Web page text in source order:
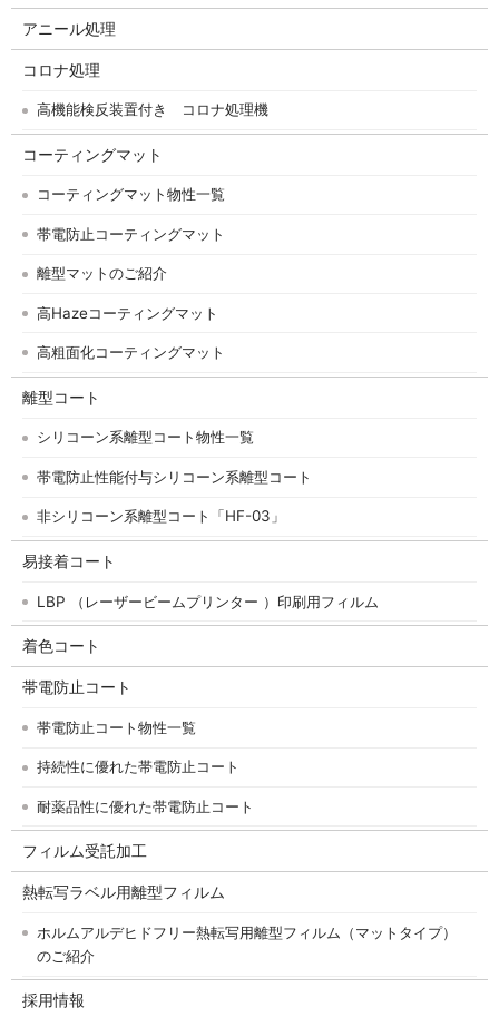
アニール処理
コロナ処理
高機能検反装置付き コロナ処理機
コーティングマット
コーティングマット物性一覧
帯電防止コーティングマット
離型マットのご紹介
高Hazeコーティングマット
高粗面化コーティングマット
離型コート
シリコーン系離型コート物性一覧
帯電防止性能付与シリコーン系離型コート
非シリコーン系離型コート「HF-03」
易接着コート
LBP （レーザービームプリンター ）印刷用フィルム
着色コート
帯電防止コート
帯電防止コート物性一覧
持続性に優れた帯電防止コート
耐薬品性に優れた帯電防止コート
フィルム受託加工
熱転写ラベル用離型フィルム
ホルムアルデヒドフリー熱転写用離型フィルム（マットタイプ）
のご紹介
採用情報